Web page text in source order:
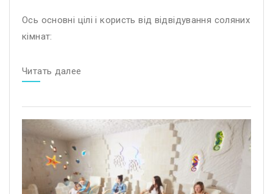
Ось основні цілі і користь від відвідування соляних
кімнат:
Читать далее